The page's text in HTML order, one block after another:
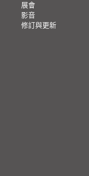
展會
影音
修訂與更新